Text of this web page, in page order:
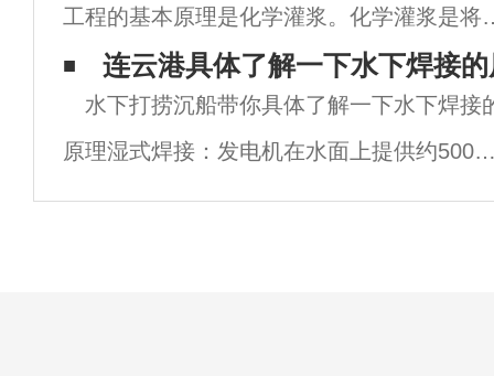
工程的基本原理是化学灌浆。化学灌浆是将
力聚合物材料注入建筑结构裂缝中，使灌浆
料在裂缝中固化，达到填充裂缝和止水的目
的。沉船打捞水下工程可利用密封缝、埋管
灌浆
连云港具体了解一下水下焊接
水下打捞沉船带你具体了解一下水下焊接
原理湿式焊接：发电机在水面上提供约500
培的强电流，并将绝缘电缆送至潜水焊接处